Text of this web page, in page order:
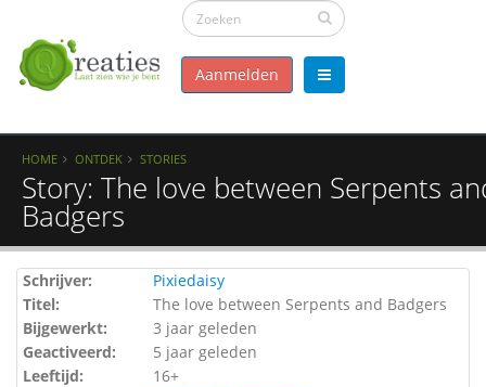
Aanmelden
HOME ONTDEK STORIES
Story: The love between Serpents
Badgers
Schrijver:
Pixiedaisy
Titel:
The love between Serpents and Badgers
Bijgewerkt:
3 jaar geleden
Geactiveerd:
5 jaar geleden
Leeftijd:
16+